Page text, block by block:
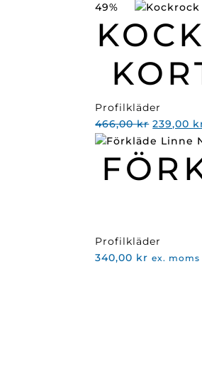
49%
Profilkläder
466,00kr Det
priset
var:
239,00
Profilkläder
340,00 kr ex. moms